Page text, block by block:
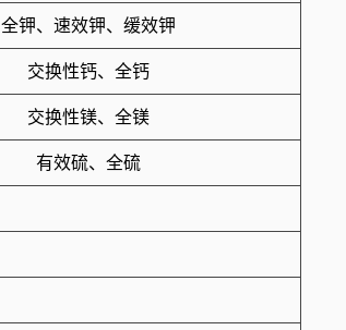
全钾、速效钾、缓效钾
交换性钙、全钙
交换性镁、全镁
有效硫、全硫